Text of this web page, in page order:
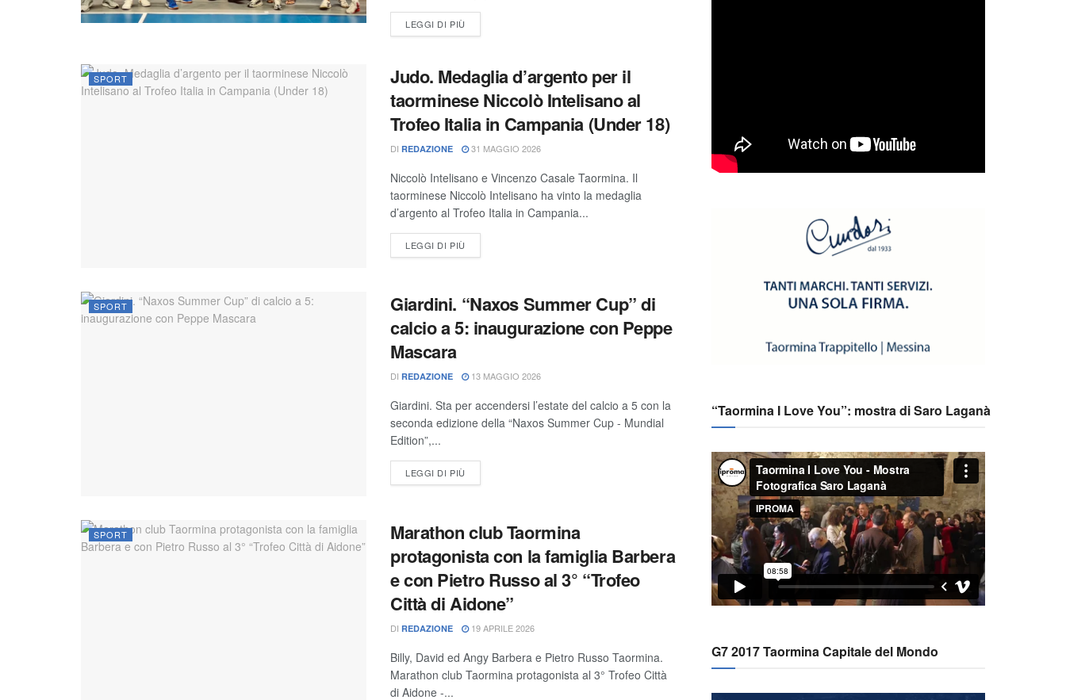
LEGGI DI PIÙ
SPORT
Judo. Medaglia d’argento per il
taorminese Niccolò Intelisano al
Trofeo Italia in Campania (Under 18)
DI REDAZIONE 31 MAGGIO 2026
Niccolò Intelisano e Vincenzo Casale Taormina. Il
taorminese Niccolò Intelisano ha vinto la medaglia
d’argento al Trofeo Italia in Campania...
LEGGI DI PIÙ
SPORT
Giardini. “Naxos Summer Cup” di
calcio a 5: inaugurazione con Peppe
Mascara
DI REDAZIONE 13 MAGGIO 2026
Giardini. Sta per accendersi l’estate del calcio a 5 con la
seconda edizione della “Naxos Summer Cup - Mundial
Edition”,...
LEGGI DI PIÙ
SPORT
Marathon club Taormina
protagonista con la famiglia Barbera
e con Pietro Russo al 3° “Trofeo
Città di Aidone”
DI REDAZIONE 19 APRILE 2026
Billy, David ed Angy Barbera e Pietro Russo Taormina.
Marathon club Taormina protagonista al 3° Trofeo Città
di Aidone -...
“Taormina I Love You”: mostra di Saro Laganà
G7 2017 Taormina Capitale del Mondo